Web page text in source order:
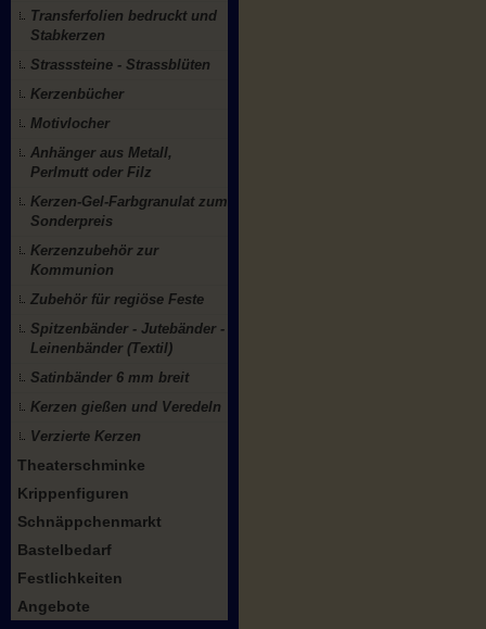
Transferfolien bedruckt und
Stabkerzen
Strasssteine - Strassblüten
Kerzenbücher
Motivlocher
Anhänger aus Metall,
Perlmutt oder Filz
Kerzen-Gel-Farbgranulat zum
Sonderpreis
Kerzenzubehör zur
Kommunion
Zubehör für regiöse Feste
Spitzenbänder - Jutebänder -
Leinenbänder (Textil)
Satinbänder 6 mm breit
Kerzen gießen und Veredeln
Verzierte Kerzen
Theaterschminke
Krippenfiguren
Schnäppchenmarkt
Bastelbedarf
Festlichkeiten
Angebote